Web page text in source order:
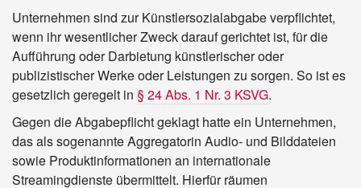
Unternehmen sind zur Künstlersozialabgabe verpflichtet,
wenn ihr wesentlicher Zweck darauf gerichtet ist, für die
Aufführung oder Darbietung künstlerischer oder
publizistischer Werke oder Leistungen zu sorgen. So ist es
gesetzlich geregelt in § 24 Abs. 1 Nr. 3 KSVG.
Gegen die Abgabepflicht geklagt hatte ein Unternehmen,
das als sogenannte Aggregatorin Audio- und Bilddateien
sowie Produktinformationen an internationale
Streamingdienste übermittelt. Hierfür räumen